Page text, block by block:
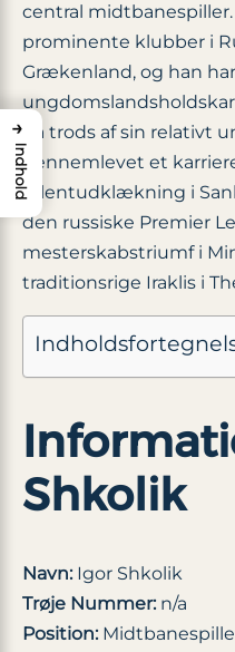
central
prominente klubber i
Grækenland, og han
På trods af sin relativt
gennemlevet et
talentudklækning i
den russiske Premier
mesterskabstriumf i
traditionsrige Iraklis i
Shkolik
Navn:Igor Shkolik
Trøje Nummer:n/a
Position:
→
Indhold